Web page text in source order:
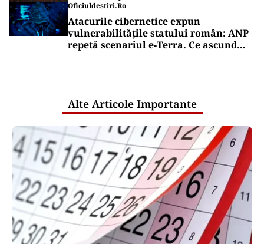
Oficiuldestiri.ro
Atacurile cibernetice expun
vulnerabilitățile statului român: ANP
repetă scenariul e‑Terra. Ce ascund
Alte Articole Importante